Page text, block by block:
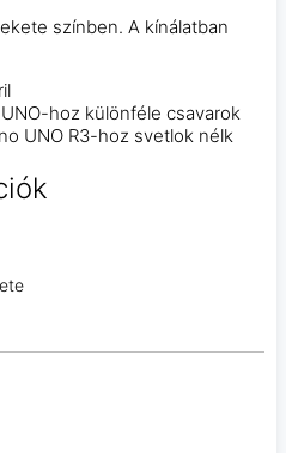
színben. A kínálatban
hoz különféle csavarok
UNO R3-hoz svetlok nélk